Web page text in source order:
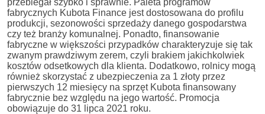
przebiegał szybko i sprawnie. Paleta programów
fabrycznych Kubota Finance jest dostosowana do profilu
produkcji, sezonowości sprzedaży danego gospodarstwa
czy też branży komunalnej. Ponadto, finansowanie
fabryczne w większości przypadków charakteryzuje się tak
zwanym prawdziwym zerem, czyli brakiem jakichkolwiek
kosztów odsetkowych dla klienta. Dodatkowo, rolnicy mogą
również skorzystać z ubezpieczenia za 1 złoty przez
pierwszych 12 miesięcy na sprzęt Kubota finansowany
fabrycznie bez względu na jego wartość. Promocja
obowiązuje do 31 lipca 2021 roku.